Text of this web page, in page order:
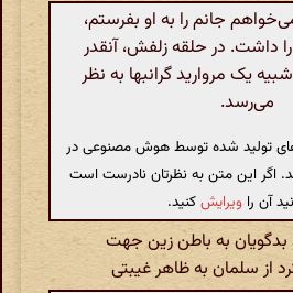
جانم را به او بفرستم،
داشت. در حلقه زلفش، آنقدر
یک مروارید گرانبها به نظر
می‌رسد.
تولید شده توسط هوش مصنوعی در
اگر این متن به نظرتان نادرست است
آن را ویرایشکنید.
بدگویان به باطن زین جهت
از سلمان به ظاهر غیبتی